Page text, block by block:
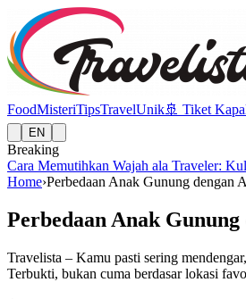
FoodMisteriTipsTravelUnik🚢 Tiket
EN
Breaking
Cara Memutihkan Wajah ala Traveler:
Home›Perbedaan Anak Gunung dengan
Perbedaan Anak
Travelista – Kamu pasti sering
Terbukti, bukan cuma berdasar lokasi